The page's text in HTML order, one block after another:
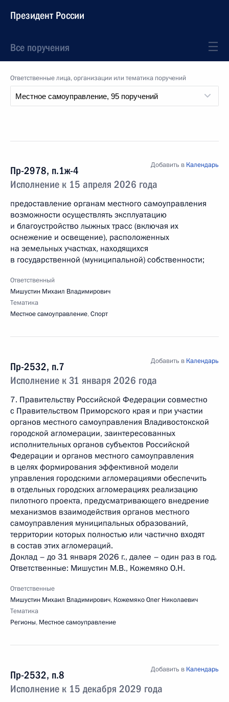
Президент России
Все поручения
Ответственные лица, организации или тематика поручений
Пр-2978, п.1ж-4
Исполнение к 15 апреля 2026 года
Добавить в Календарь
предоставление органам местного самоуправления
возможности осуществлять эксплуатацию
и благоустройство лыжных трасс (включая их
оснежение и освещение), расположенных
на земельных участках, находящихся
в государственной (муниципальной) собственности;
Ответственный
Мишустин Михаил Владимирович
Тематика
Местное самоуправление,Спорт
Пр-2532, п.7
Исполнение к 31 января 2026 года
Добавить в Календарь
7. Правительству Российской Федерации совместно
с Правительством Приморского края и при участии
органов местного самоуправления Владивостокской
городской агломерации, заинтересованных
исполнительных органов субъектов Российской
Федерации и органов местного самоуправления
в целях формирования эффективной модели
управления городскими агломерациями обеспечить
в отдельных городских агломерациях реализацию
пилотного проекта, предусматривающего внедрение
механизмов взаимодействия органов местного
самоуправления муниципальных образований,
территории которых полностью или частично входят
в состав этих агломераций.
Доклад – до 31 января 2026 г., далее – один раз в год.
Ответственные: Мишустин М.В., Кожемяко О.Н.
Ответственные
Мишустин Михаил Владимирович, Кожемяко Олег Николаевич
Тематика
Регионы, Местное самоуправление
Пр-2532, п.8
Исполнение к 15 декабря 2029 года
Добавить в Календарь